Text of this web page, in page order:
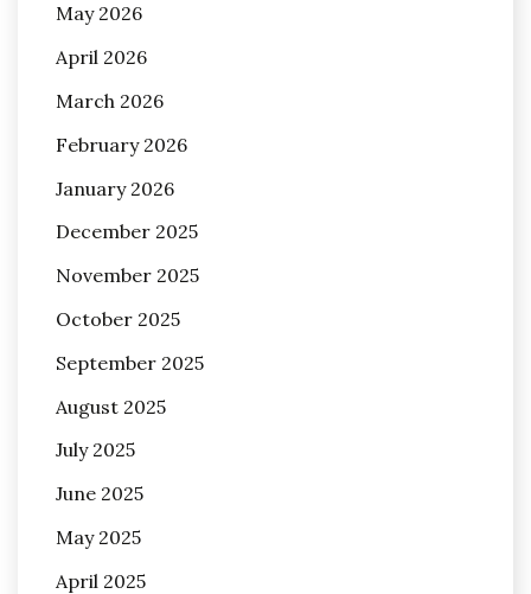
May 2026
April 2026
March 2026
February 2026
January 2026
December 2025
November 2025
October 2025
September 2025
August 2025
July 2025
June 2025
May 2025
April 2025